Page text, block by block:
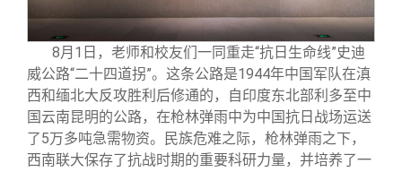
8月1日，老师和校友们一同重走“抗日生命线”史迪
威公路“二十四道拐”。这条公路是1944年中国军队在滇
西和缅北大反攻胜利后修通的，自印度东北部利多至中
国云南昆明的公路，在枪林弹雨中为中国抗日战场运送
了5万多吨急需物资。民族危难之际，枪林弹雨之下，
西南联大保存了抗战时期的重要科研力量，并培养了一